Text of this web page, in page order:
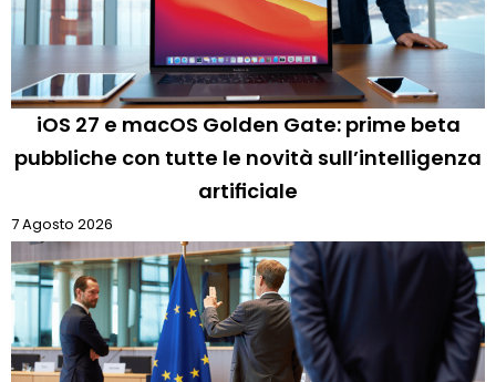
iOS 27 e macOS Golden Gate: prime beta
pubbliche con tutte le novità sull’intelligenza
artificiale
7 Agosto 2026